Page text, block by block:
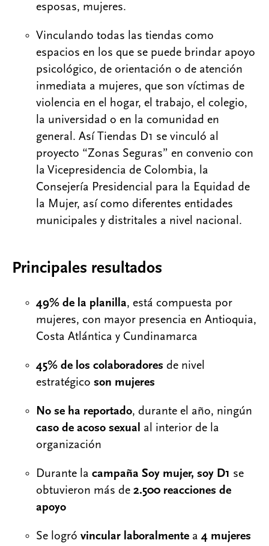
esposas, mujeres. ​
Vinculando todas las tiendas como
espacios en los que se puede brindar apoyo
psicológico, de orientación o de atención
inmediata a mujeres, que son víctimas de
violencia en el hogar, el trabajo, el colegio,
la universidad o en la comunidad en
general. ​Así Tiendas D1 se vinculó al
proyecto “Zonas Seguras” en convenio con
la Vicepresidencia de Colombia, la
Consejería Presidencial para la Equidad de
la Mujer, así como diferentes entidades
municipales y distritales a nivel nacional.
Principales resultados ​
49% de la planilla, está compuesta por
mujeres, con mayor presencia en Antioquia,
Costa Atlántica y Cundinamarca
45% de los colaboradores de nivel
estratégico son mujeres
No se ha reportado, durante el año, ningún
caso de acoso sexual al interior de la
organización
Durante la campaña Soy mujer, soy D1 se
obtuvieron más de 2.500 reacciones de
apoyo
Se logró vincular laboralmente a 4 mujeres